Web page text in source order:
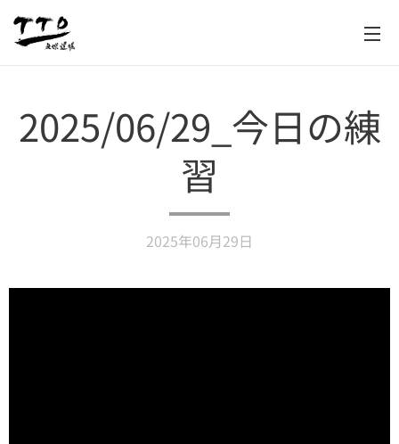
2025/06/29_今日の練
習
2025年06月29日